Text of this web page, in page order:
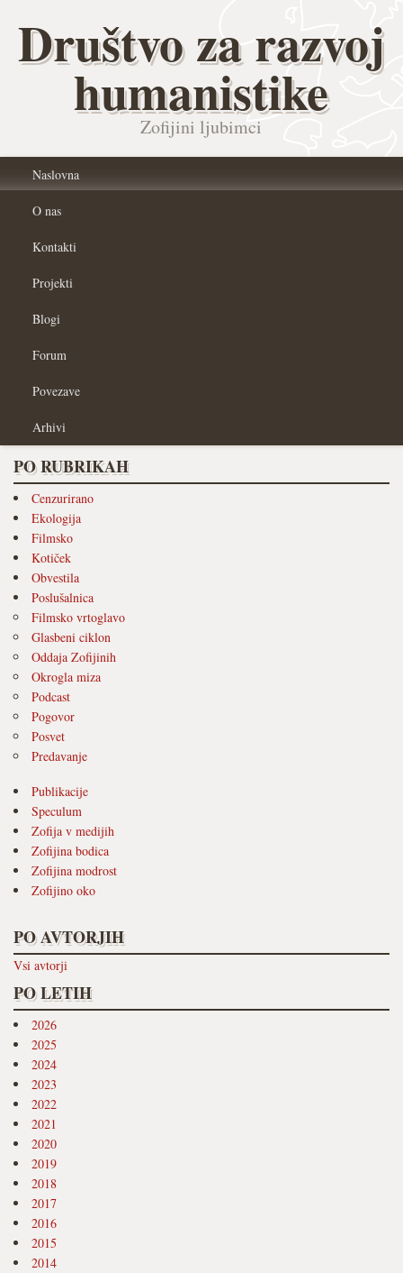
Društvo za razvoj
humanistike
Zofijini ljubimci
Naslovna
O nas
Kontakti
Projekti
Blogi
Forum
Povezave
Arhivi
PO RUBRIKAH
Cenzurirano
Ekologija
Filmsko
Kotiček
Obvestila
Poslušalnica
Filmsko vrtoglavo
Glasbeni ciklon
Oddaja Zofijinih
Okrogla miza
Podcast
Pogovor
Posvet
Predavanje
Publikacije
Speculum
Zofija v medijih
Zofijina bodica
Zofijina modrost
Zofijino oko
PO AVTORJIH
Vsi avtorji
PO LETIH
2026
2025
2024
2023
2022
2021
2020
2019
2018
2017
2016
2015
2014